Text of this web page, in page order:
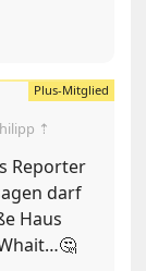
⇡
Reporter
darf
Haus